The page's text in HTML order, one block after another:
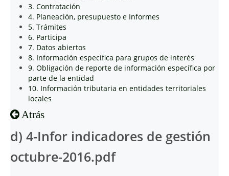
3. Contratación
4. Planeación, presupuesto e Informes
5. Trámites
6. Participa
7. Datos abiertos
8. Información específica para grupos de interés
9. Obligación de reporte de información específica por
parte de la entidad
10. Información tributaria en entidades territoriales
locales
Atrás
d) 4-Infor indicadores de gestión
octubre-2016.pdf